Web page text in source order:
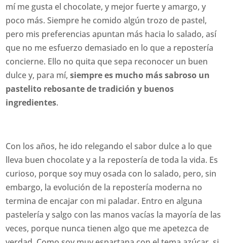
mí me gusta el chocolate, y mejor fuerte y amargo, y
poco más. Siempre he comido algún trozo de pastel,
pero mis preferencias apuntan más hacia lo salado, así
que no me esfuerzo demasiado en lo que a repostería
concierne. Ello no quita que sepa reconocer un buen
dulce y, para mí,siempre es mucho más sabroso un
pastelito rebosante de tradición y buenos
ingredientes.
Con los años, he ido relegando el sabor dulce a lo que
lleva buen chocolate y a la repostería de toda la vida. Es
curioso, porque soy muy osada con lo salado, pero, sin
embargo, la evolución de la repostería moderna no
termina de encajar con mi paladar. Entro en alguna
pastelería y salgo con las manos vacías la mayoría de las
veces, porque nunca tienen algo que me apetezca de